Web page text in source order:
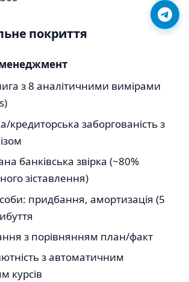
покриття
з 8 аналітичними вимірами
кредиторська заборгованість з
банківська звірка (~80%
зіставлення)
придбання, амортизація (5
з порівнянням план/факт
з автоматичним
курсів